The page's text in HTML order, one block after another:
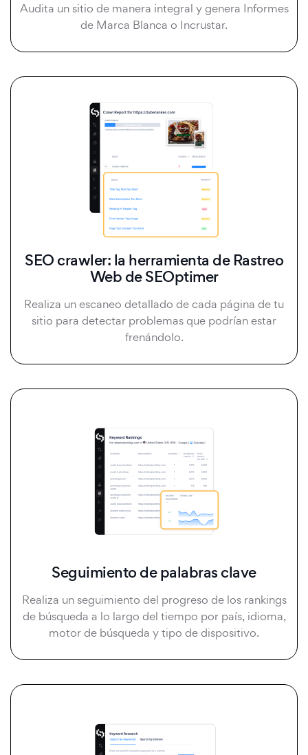
Audita un sitio de manera integral y genera Informes
de Marca Blanca o Incrustar.
SEO crawler: la herramienta de Rastreo
Web de SEOptimer
Realiza un escaneo detallado de cada página de tu
sitio para detectar problemas que podrían estar
frenándolo.
Seguimiento de palabras clave
Realiza un seguimiento del progreso de los rankings
de búsqueda a lo largo del tiempo por país, idioma,
motor de búsqueda y tipo de dispositivo.